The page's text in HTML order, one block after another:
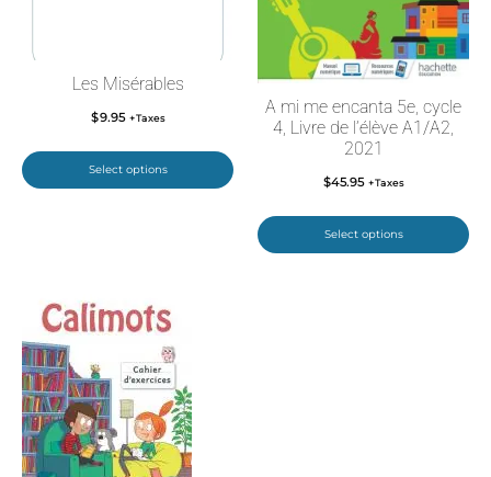
Les Misérables
$9.95 +Taxes
Select options
A mi me encanta 5e, cycle
4, Livre de l’élève A1/A2,
2021
$45.95 +Taxes
Select options